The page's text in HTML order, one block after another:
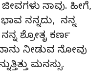
ನಾವು. ಹೀಗೆ,
ಭಾವ ನನ್ನದು, ನನ್ನ
ಶ್ರೋತೃ ಕರ್ಣ
ನಾನು ನೀಡುವ ನೋವು
ಮನಸ್ಸು.